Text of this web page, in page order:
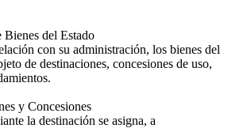
del Estado
con su administración, los bienes del
de destinaciones, concesiones de uso,
y Concesiones
la destinación se asigna, a